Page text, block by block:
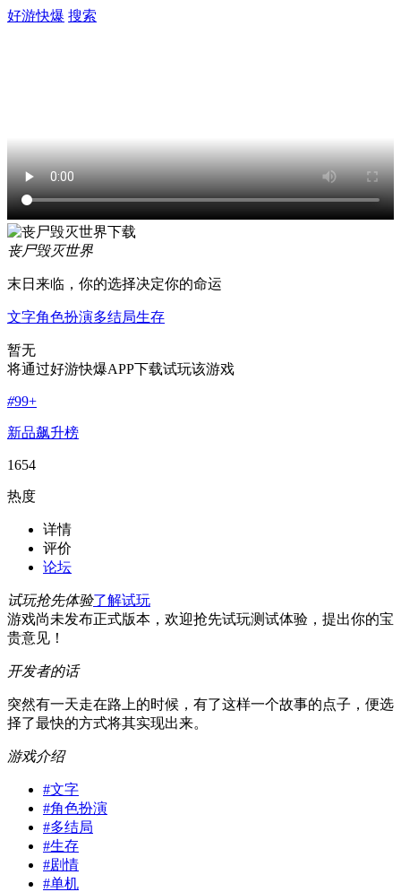
好游快爆 搜索
丧尸毁灭世界
末日来临，你的选择决定你的命运
文字角色扮演多结局生存
暂无
将通过好游快爆APP下载试玩该游戏
#99+
新品飙升榜
1654
热度
详情
评价
论坛
试玩抢先体验了解试玩
游戏尚未发布正式版本，欢迎抢先试玩测试体验，提出你的宝
贵意见！
开发者的话
突然有一天走在路上的时候，有了这样一个故事的点子，便选
择了最快的方式将其实现出来。
游戏介绍
#文字
#角色扮演
#多结局
#生存
#剧情
#单机